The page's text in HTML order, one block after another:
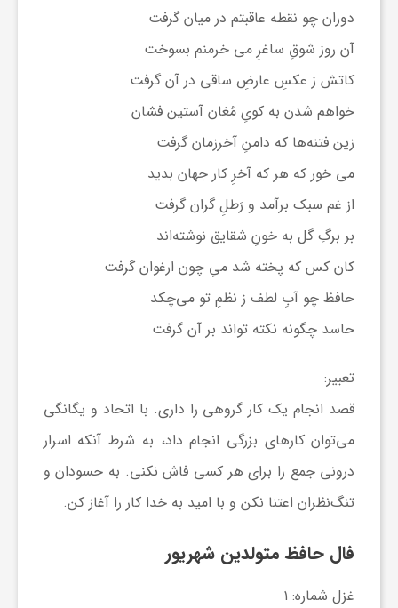
دوران چو نقطه عاقبتم در میان گرفت
آن روز شوقِ ساغرِ می خرمنم بسوخت
کاتش ز عکسِ عارضِ ساقی در آن گرفت
خواهم شدن به کویِ مُغان آستین فشان
زین فتنه‌ها که دامنِ آخرزمان گرفت
می خور که هر که آخرِ کار جهان بدید
از غم سبک برآمد و رَطلِ گران گرفت
بر برگِ گل به خونِ شقایق نوشته‌اند
کان کس که پخته شد میِ چون ارغوان گرفت
حافظ چو آبِ لطف ز نظمِ تو می‌چکد
حاسد چگونه نکته تواند بر آن گرفت
تعبیر:
قصد انجام یک کار گروهی را داری. با اتحاد و یگانگی
می‌توان کارهای بزرگی انجام داد، به شرط آنکه اسرار
درونی جمع را برای هر کسی فاش نکنی. به حسودان و
تنگ‌نظران اعتنا نکن و با امید به خدا کار را آغاز کن.
فال حافظ متولدین شهریور
غزل شماره: ۱